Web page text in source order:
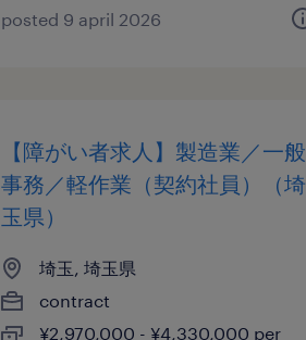
posted 9 april 2026
【障がい者求人】製造業／一般
事務／軽作業（契約社員）（埼
玉県）
埼玉, 埼玉県
contract
¥2,970,000 - ¥4,330,000 per